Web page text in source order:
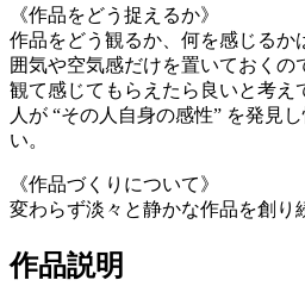
《作品をどう捉えるか》
作品をどう観るか、何を感じるか
囲気や空気感だけを置いておくの
観て感じてもらえたら良いと考え
人が “その人自身の感性” を発見
い。
《作品づくりについて》
変わらず淡々と静かな作品を創り
作品説明